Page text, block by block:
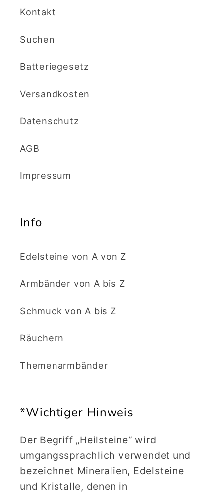
Kontakt
Suchen
Batteriegesetz
Versandkosten
Datenschutz
AGB
Impressum
Info
Edelsteine von A von Z
Armbänder von A bis Z
Schmuck von A bis Z
Räuchern
Themenarmbänder
*Wichtiger Hinweis
Der Begriff „Heilsteine“ wird
umgangssprachlich verwendet und
bezeichnet Mineralien, Edelsteine
und Kristalle, denen in